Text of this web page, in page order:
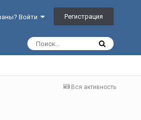
Войти Регистрация
Вся активность